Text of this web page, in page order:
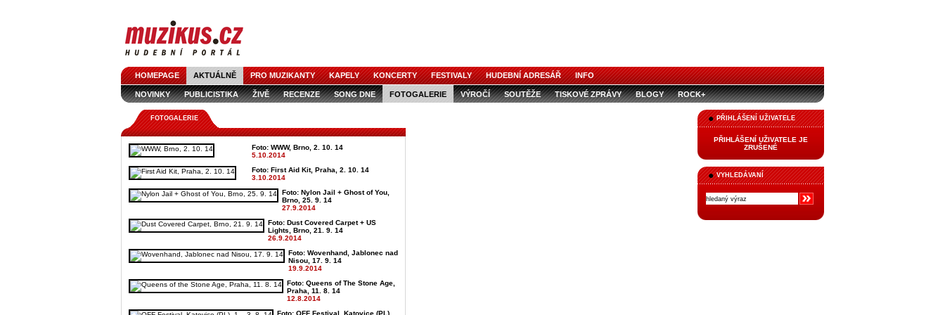
HOMEPAGE AKTUÁLNĚ PRO MUZIKANTY KAPELY KONCERTY FESTIVALY HUDEBNÍ ADRESÁŘ INFO
NOVINKY PUBLICISTIKA ŽIVĚ RECENZE SONG DNE FOTOGALERIE VÝROČÍ SOUTĚŽE TISKOVÉ ZPRÁVY BLOGY ROCK+
PŘIHLÁŠENÍ UŽIVATELE
PŘIHLÁŠENÍ UŽIVATELE JE
ZRUŠENÉ
VYHLEDÁVANÍ
FOTOGALERIE
Foto: WWW, Brno, 2. 10. 14
5.10.2014
Foto: First Aid Kit, Praha, 2. 10. 14
3.10.2014
Foto: Nylon Jail + Ghost of You,
Brno, 25. 9. 14
27.9.2014
Foto: Dust Covered Carpet + US
Lights, Brno, 21. 9. 14
26.9.2014
Foto: Wovenhand, Jablonec nad
Nisou, 17. 9. 14
19.9.2014
Foto: Queens of The Stone Age,
Praha, 11. 8. 14
12.8.2014
Foto: OFF Festival, Katovice (PL),